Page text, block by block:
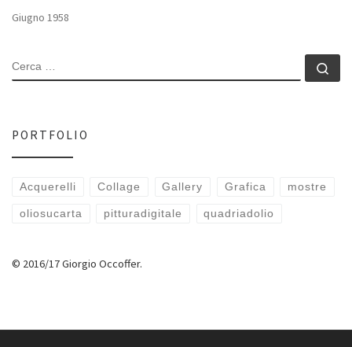
Giugno 1958
CERCA
PORTFOLIO
Acquerelli Collage Gallery Grafica mostre
oliosucarta pitturadigitale quadriadolio
© 2016/17 Giorgio Occoffer.